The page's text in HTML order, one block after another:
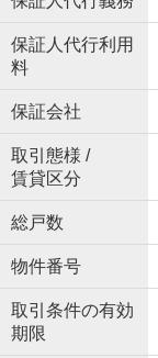
保証人代行利用
料
保証会社
取引態様 /
賃貸区分
総戸数
物件番号
取引条件の有効
期限